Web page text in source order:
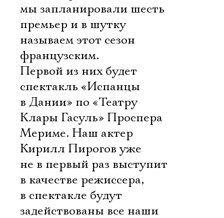
мы запланировали шесть
премьер и в шутку
называем этот сезон
французским.
Первой из них будет
спектакль «Испанцы
в Дании» по «Театру
Клары Гасуль» Проспера
Мериме. Наш актер
Кирилл Пирогов уже
не в первый раз выступит
в качестве режиссера,
в спектакле будут
задействованы все наши